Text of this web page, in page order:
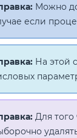
Можно
если
На этой
Для